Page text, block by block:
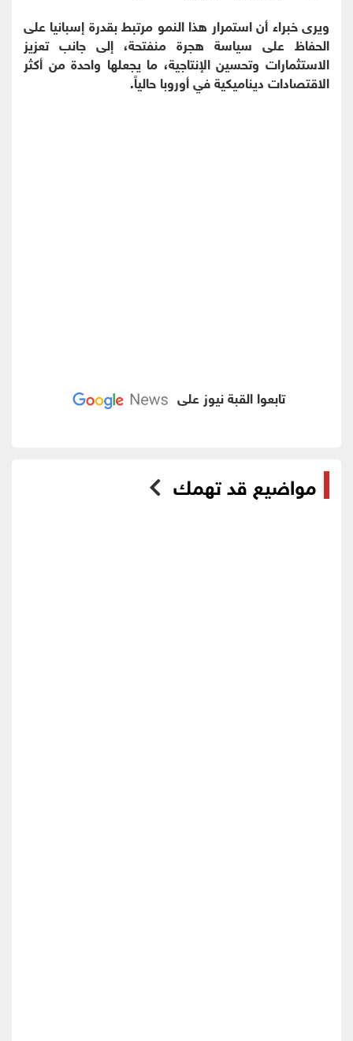
ويرى خبراء أن استمرار هذا النمو مرتبط بقدرة إسبانيا على
الحفاظ على سياسة هجرة منفتحة، إلى جانب تعزيز
الاستثمارات وتحسين الإنتاجية، ما يجعلها واحدة من أكثر
الاقتصادات ديناميكية في أوروبا حالياً.
تابعوا القبة نيوز على
مواضيع قد تهمك